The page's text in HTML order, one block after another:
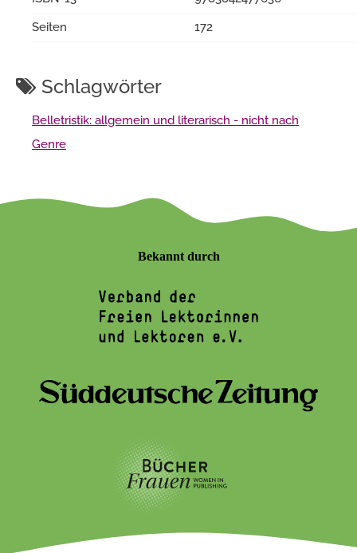
Seiten
172
Schlagwörter
Belletristik: allgemein und literarisch - nicht nach
Genre
Bekannt durch